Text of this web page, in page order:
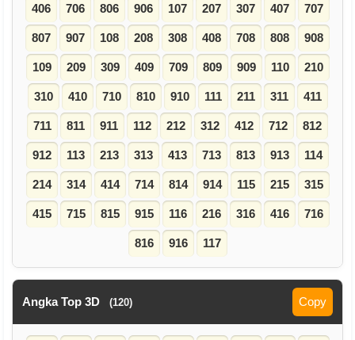
406 706 806 906 107 207 307 407 707
807 907 108 208 308 408 708 808 908
109 209 309 409 709 809 909 110 210
310 410 710 810 910 111 211 311 411
711 811 911 112 212 312 412 712 812
912 113 213 313 413 713 813 913 114
214 314 414 714 814 914 115 215 315
415 715 815 915 116 216 316 416 716
816 916 117
Angka Top 3D (120) Copy